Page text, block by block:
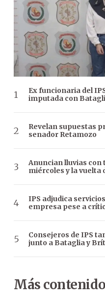
Ex funcionaria del
imputada con
Revelan supuestas
senador Retamozo
Anuncian lluvias
miércoles y la vuelta
IPS adjudica
empresa pese a
Consejeros de IPS
junto a Bataglia y
Más